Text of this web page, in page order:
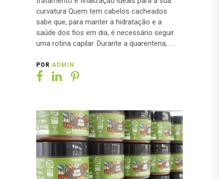
curvatura Quem tem cabelos cacheados
sabe que, para manter a hidratação e a
saúde dos fios em dia, é necessário seguir
uma rotina capilar. Durante a quarentena,
POR ADMIN